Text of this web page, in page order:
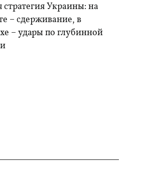
стратегия Украины: на
– сдерживание, в
– удары по глубинной